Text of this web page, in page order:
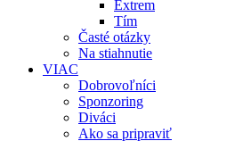
Extrem
Tím
Časté otázky
Na stiahnutie
VIAC
Dobrovoľníci
Sponzoring
Diváci
Ako sa pripraviť